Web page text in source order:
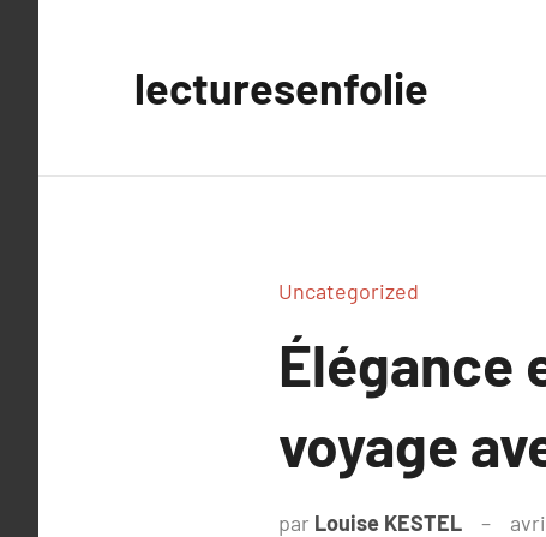
lecturesenfolie
Uncategorized
Élégance
voyage
par Louise KESTEL